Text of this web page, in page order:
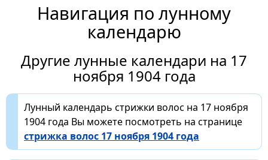
Навигация по лунному
календарю
Другие лунные календари на 17
ноября 1904 года
Лунный календарь стрижки волос на 17 ноября
1904 года Вы можете посмотреть на странице
стрижка волос 17 ноября 1904 года